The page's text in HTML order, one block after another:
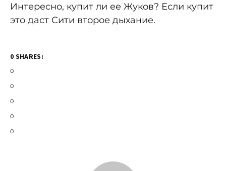
Интересно, купит ли ее Жуков? Если купит
это даст Сити второе дыхание.
0 SHARES:
0
0
0
0
0